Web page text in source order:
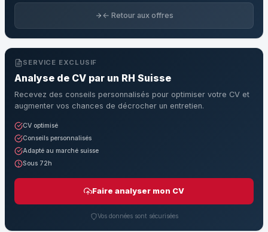
← Retour aux offres
SERVICE EXCLUSIF
Analyse de CV par un RH Suisse
Recevez des conseils personnalisés pour optimiser votre CV et
augmenter vos chances de décrocher un entretien.
CV optimisé
Conseils personnalisés
Adapté au marché suisse
Sous 72h
Faire analyser mon CV
Vos données sont sécurisées